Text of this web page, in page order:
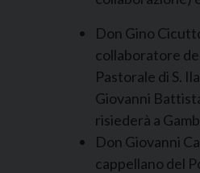
Don Gino
collaboratore
Pastorale di S.
Giovanni
risiederà a
Don Giovanni
cappellano del